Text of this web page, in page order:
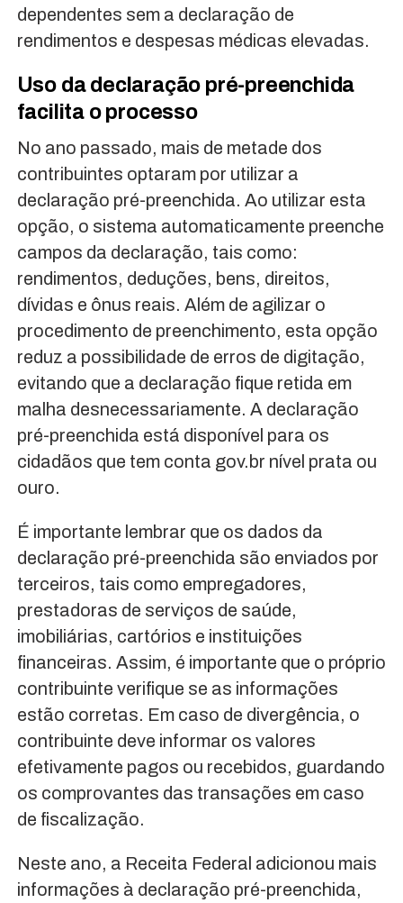
dependentes sem a declaração de
rendimentos e despesas médicas elevadas.
Uso da declaração pré-preenchida
facilita o processo
No ano passado, mais de metade dos
contribuintes optaram por utilizar a
declaração pré-preenchida. Ao utilizar esta
opção, o sistema automaticamente preenche
campos da declaração, tais como:
rendimentos, deduções, bens, direitos,
dívidas e ônus reais. Além de agilizar o
procedimento de preenchimento, esta opção
reduz a possibilidade de erros de digitação,
evitando que a declaração fique retida em
malha desnecessariamente. A declaração
pré-preenchida está disponível para os
cidadãos que tem conta gov.br nível prata ou
ouro.
É importante lembrar que os dados da
declaração pré-preenchida são enviados por
terceiros, tais como empregadores,
prestadoras de serviços de saúde,
imobiliárias, cartórios e instituições
financeiras. Assim, é importante que o próprio
contribuinte verifique se as informações
estão corretas. Em caso de divergência, o
contribuinte deve informar os valores
efetivamente pagos ou recebidos, guardando
os comprovantes das transações em caso
de fiscalização.
Neste ano, a Receita Federal adicionou mais
informações à declaração pré-preenchida,